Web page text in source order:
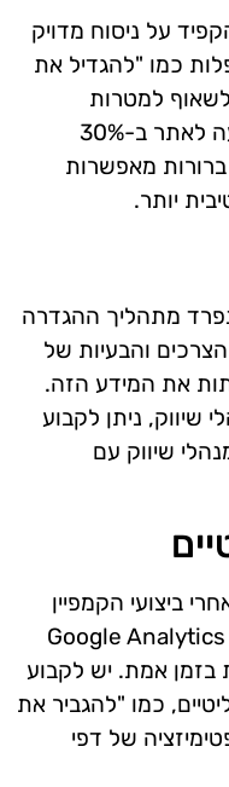
על ניסוח מדויק
כמו "להגדיל את
למטרות
מדויקות, כמו "להגדיל את התנועה לאתר ב-30%
מאפשרות
יותר.
מתהליך ההגדרה
והבעיות של
את המידע הזה.
שיווק, ניתן לקבוע
שיווק עם
ביצועי הקמפיין
בצורה מדויקת. בעזרת כלים כמו Google Analytics
בזמן אמת. יש לקבוע
כמו "להגביר את
בעזרת אופטימיזציה של דפי